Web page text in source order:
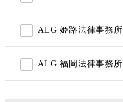
ALG 姫路法律事務所
ALG 福岡法律事務所